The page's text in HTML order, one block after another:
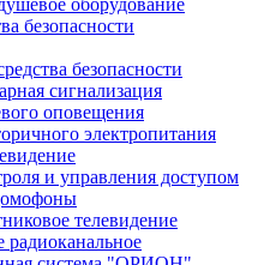
оборудование
безопасности
безопасности
сигнализация
оповещения
электропитания
и управления доступом
телевидение
радиоканальное